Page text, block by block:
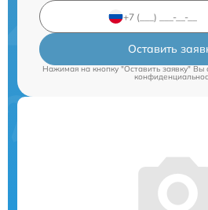
Оставить
Нажимая на кнопку "Оставить заявку" Вы